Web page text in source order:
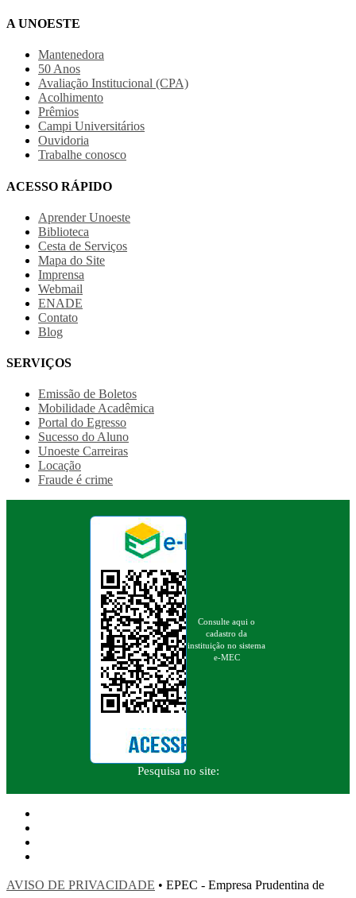
A UNOESTE
Mantenedora
50 Anos
Avaliação Institucional (CPA)
Acolhimento
Prêmios
Campi Universitários
Ouvidoria
Trabalhe conosco
ACESSO RÁPIDO
Aprender Unoeste
Biblioteca
Cesta de Serviços
Mapa do Site
Imprensa
Webmail
ENADE
Contato
Blog
SERVIÇOS
Emissão de Boletos
Mobilidade Acadêmica
Portal do Egresso
Sucesso do Aluno
Unoeste Carreiras
Locação
Fraude é crime
Consulte aqui o
cadastro da
instituição no sistema
e-MEC
Pesquisa no site:
AVISO DE PRIVACIDADE • EPEC - Empresa Prudentina de